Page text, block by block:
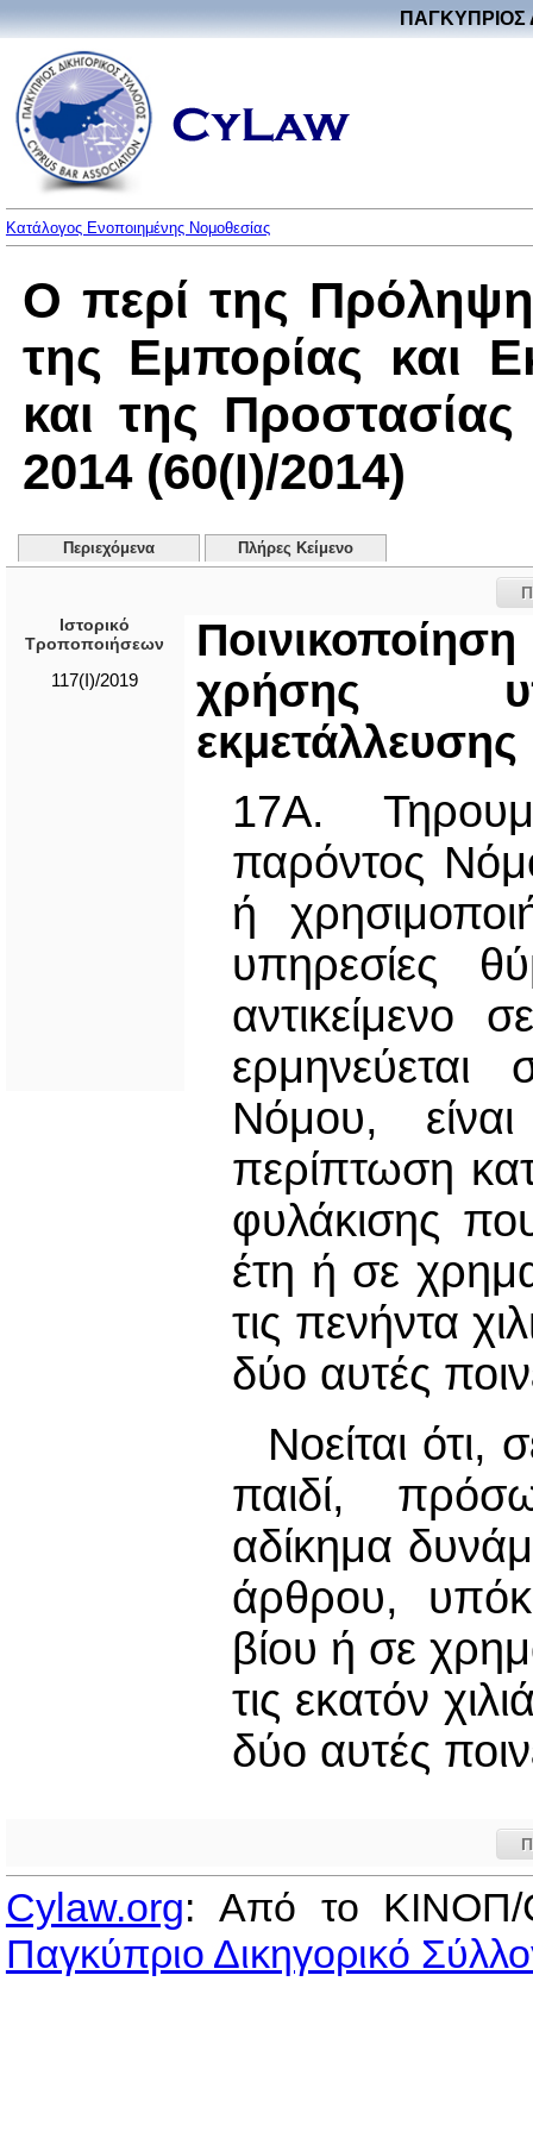
ΠΑΓΚΥΠΡΙΟΣ
Κατάλογος Ενοποιημένης Νομοθεσίας
O περί της
της Εμπορίας και
και της
2014 (60(I)/2014)
Περιεχόμενα Πλήρες Κείμενο
Ιστορικό
Τροποποιήσεων
117(I)/2019
χρήσης
εκμετάλλευσης
17Α.
παρόντος
ή
υπηρεσίες
αντικείμενο
Νόμου,
περίπτωση
φυλάκισης
έτη ή σε
τις πενήντα
δύο αυτές
Νοείται
παιδί,
αδίκημα
άρθρου,
βίου ή σε
τις εκατόν
δύο αυτές
Cylaw.org: Από το
Παγκύπριο Δικηγορικό